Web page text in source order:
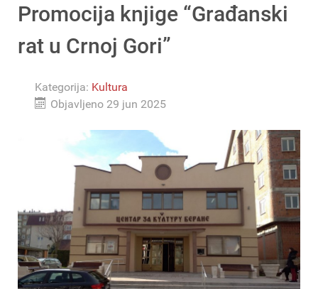
Promocija knjige “Građanski
rat u Crnoj Gori”
Kategorija: Kultura
Objavljeno 29 jun 2025